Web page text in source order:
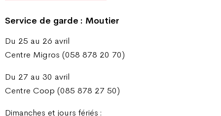
Service de garde : Moutier
Du 25 au 26 avril
Centre Migros (058 878 20 70)
Du 27 au 30 avril
Centre Coop (085 878 27 50)
Dimanches et jours fériés :